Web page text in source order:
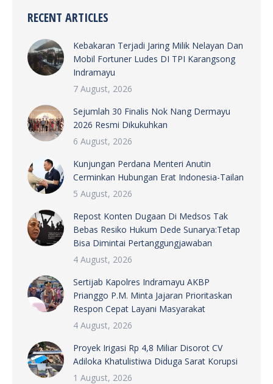
RECENT ARTICLES
Kebakaran Terjadi Jaring Milik Nelayan Dan
Mobil Fortuner Ludes DI TPI Karangsong
Indramayu
7 August, 2026
Sejumlah 30 Finalis Nok Nang Dermayu
2026 Resmi Dikukuhkan
6 August, 2026
Kunjungan Perdana Menteri Anutin
Cerminkan Hubungan Erat Indonesia-Tailan
5 August, 2026
Repost Konten Dugaan Di Medsos Tak
Bebas Resiko Hukum Dede Sunarya:Tetap
Bisa Dimintai Pertanggungjawaban
4 August, 2026
Sertijab Kapolres Indramayu AKBP
Prianggo P.M. Minta Jajaran Prioritaskan
Respon Cepat Layani Masyarakat
4 August, 2026
Proyek Irigasi Rp 4,8 Miliar Disorot CV
Adiloka Khatulistiwa Diduga Sarat Korupsi
1 August, 2026